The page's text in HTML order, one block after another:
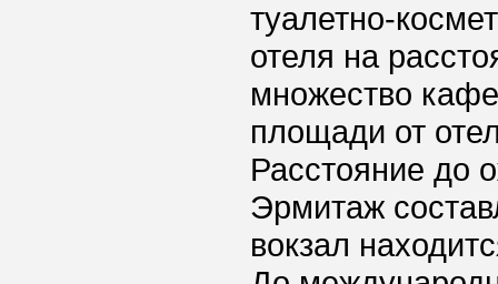
туалетно-
отеля на
множество
площади от
Расстояние до
Эрмитаж
вокзал